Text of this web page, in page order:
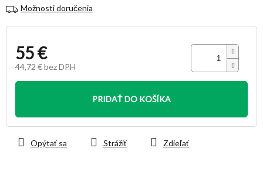
Možnosti doručenia
55 €
44,72 € bez DPH
Jednotková
PRIDAŤ DO KOŠÍKA
Opýtať sa Strážiť Zdieľať